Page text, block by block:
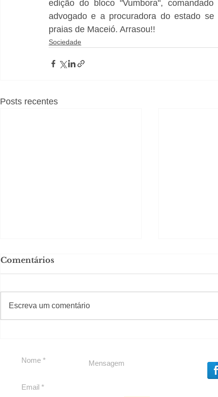
edição do bloco "Vumbora",
advogado e a procuradora do estado
praias de Maceió. Arrasou!!
Sociedade
Posts recentes
Comentários
Escreva um comentário
#Sugestões